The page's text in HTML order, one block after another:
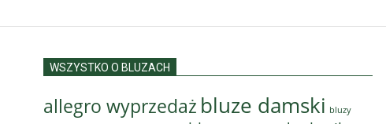
WSZYSTKO O BLUZACH
allegro wyprzedaż bluze damski bluzy